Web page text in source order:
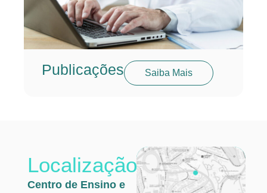
Publicações Saiba Mais
Localização
Centro de Ensino e